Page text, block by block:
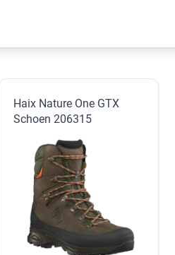
Haix Nature One GTX
Schoen 206315